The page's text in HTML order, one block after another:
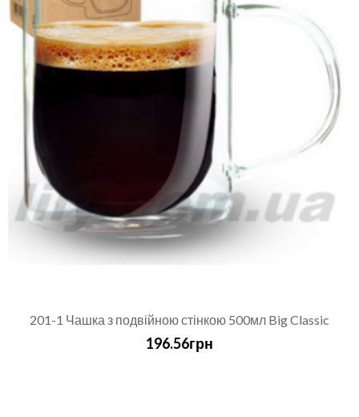
201-1 Чашка з подвійною стінкою 500мл Big Classic
196.56грн